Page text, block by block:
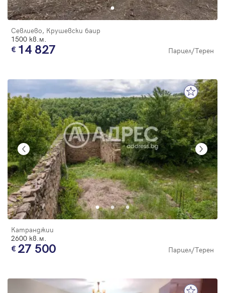
Севлиево, Крушевски баир
1500 кв.м.
14 827 Парцел/Терен
Катранджии
2600 кв.м.
27 500 Парцел/Терен